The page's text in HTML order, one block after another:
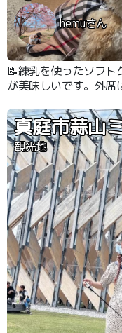
hemuさん
📝練乳を使ったソフト
が美味しいです。外席
真庭市蒜山
観光地